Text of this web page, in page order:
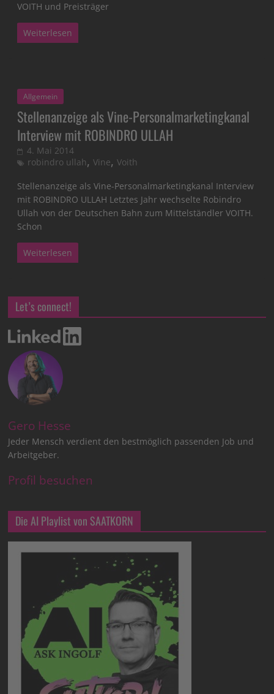
VOITH und Preisträger
Weiterlesen
Allgemein
Stellenanzeige als Vine-Personalmarketingkanal
Interview mit ROBINDRO ULLAH
4. Mai 2014
robindro ullah,Vine,Voith
Stellenanzeige als Vine-Personalmarketingkanal Interview
mit ROBINDRO ULLAH Letztes Jahr wechselte Robindro
Ullah von der Deutschen Bahn zum Mittelständler VOITH.
Schon
Weiterlesen
Let’s connect!
Gero Hesse
Jeder Mensch verdient den bestmöglich passenden Job und
Arbeitgeber.
Profil besuchen
Die AI Playlist von SAATKORN